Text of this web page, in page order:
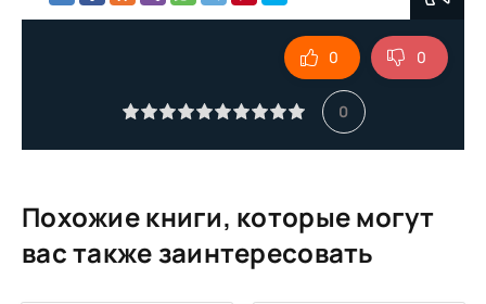
0
0 0
Похожие книги, которые могут
вас также заинтересовать